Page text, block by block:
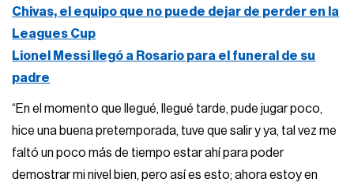
Chivas, el equipo que no puede dejar de perder en la
Leagues Cup
Lionel Messi llegó a Rosario para el funeral de su
padre
“En el momento que llegué, llegué tarde, pude jugar poco,
hice una buena pretemporada, tuve que salir y ya, tal vez me
faltó un poco más de tiempo estar ahí para poder
demostrar mi nivel bien, pero así es esto; ahora estoy en